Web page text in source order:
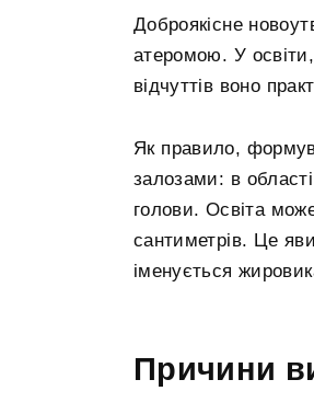
Доброякісне
атеромою. У
відчуттів воно
Як правило,
залозами: в
голови. Освіта
сантиметрів. Це
іменується
Причини